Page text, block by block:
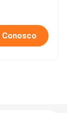
Conosco